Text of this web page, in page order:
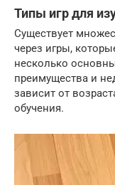
Типы игр для
Существует
через игры,
несколько
преимущества и
зависит от
обучения.